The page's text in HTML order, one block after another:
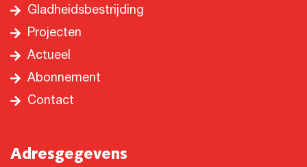
Gladheidsbestrijding
Projecten
Actueel
Abonnement
Contact
Adresgegevens